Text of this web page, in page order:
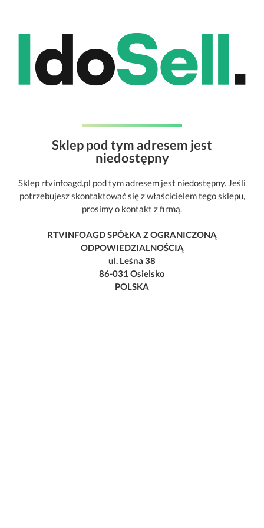
Sklep pod tym adresem jest
niedostępny
Sklep rtvinfoagd.pl pod tym adresem jest niedostępny. Jeśli
potrzebujesz skontaktować się z właścicielem tego sklepu,
prosimy o kontakt z firmą.
RTVINFOAGD SPÓŁKA Z OGRANICZONĄ
ODPOWIEDZIALNOŚCIĄ
ul. Leśna 38
86-031 Osielsko
POLSKA